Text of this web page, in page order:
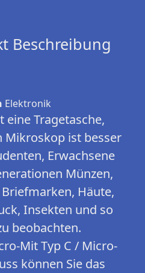
Beschreibung
Elektronik
eine Tragetasche,
Mikroskop ist besser
Erwachsene
Münzen,
Häute,
Insekten und so
beobachten.
Mit Typ C / Micro-
können Sie das